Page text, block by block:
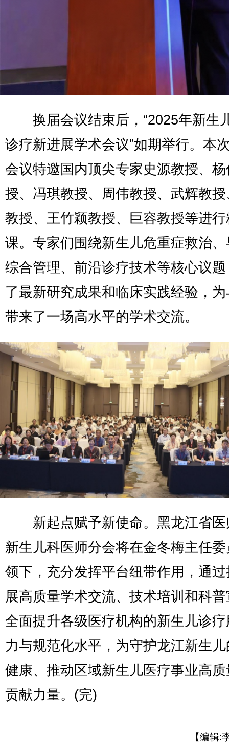
换届会议结束后，“2025年新生
诊疗新进展学术会议”如期举行。本
会议特邀国内顶尖专家史源教授、
授、冯琪教授、周伟教授、武辉教
教授、王竹颖教授、巨容教授等进
课。专家们围绕新生儿危重症救治
综合管理、前沿诊疗技术等核心议
了最新研究成果和临床实践经验，
带来了一场高水平的学术交流。
新起点赋予新使命。黑龙江省医
新生儿科医师分会将在金冬梅主任
领下，充分发挥平台纽带作用，通
展高质量学术交流、技术培训和科
全面提升各级医疗机构的新生儿诊
力与规范化水平，为守护龙江新生
健康、推动区域新生儿医疗事业高
贡献力量。(完)
【编辑: